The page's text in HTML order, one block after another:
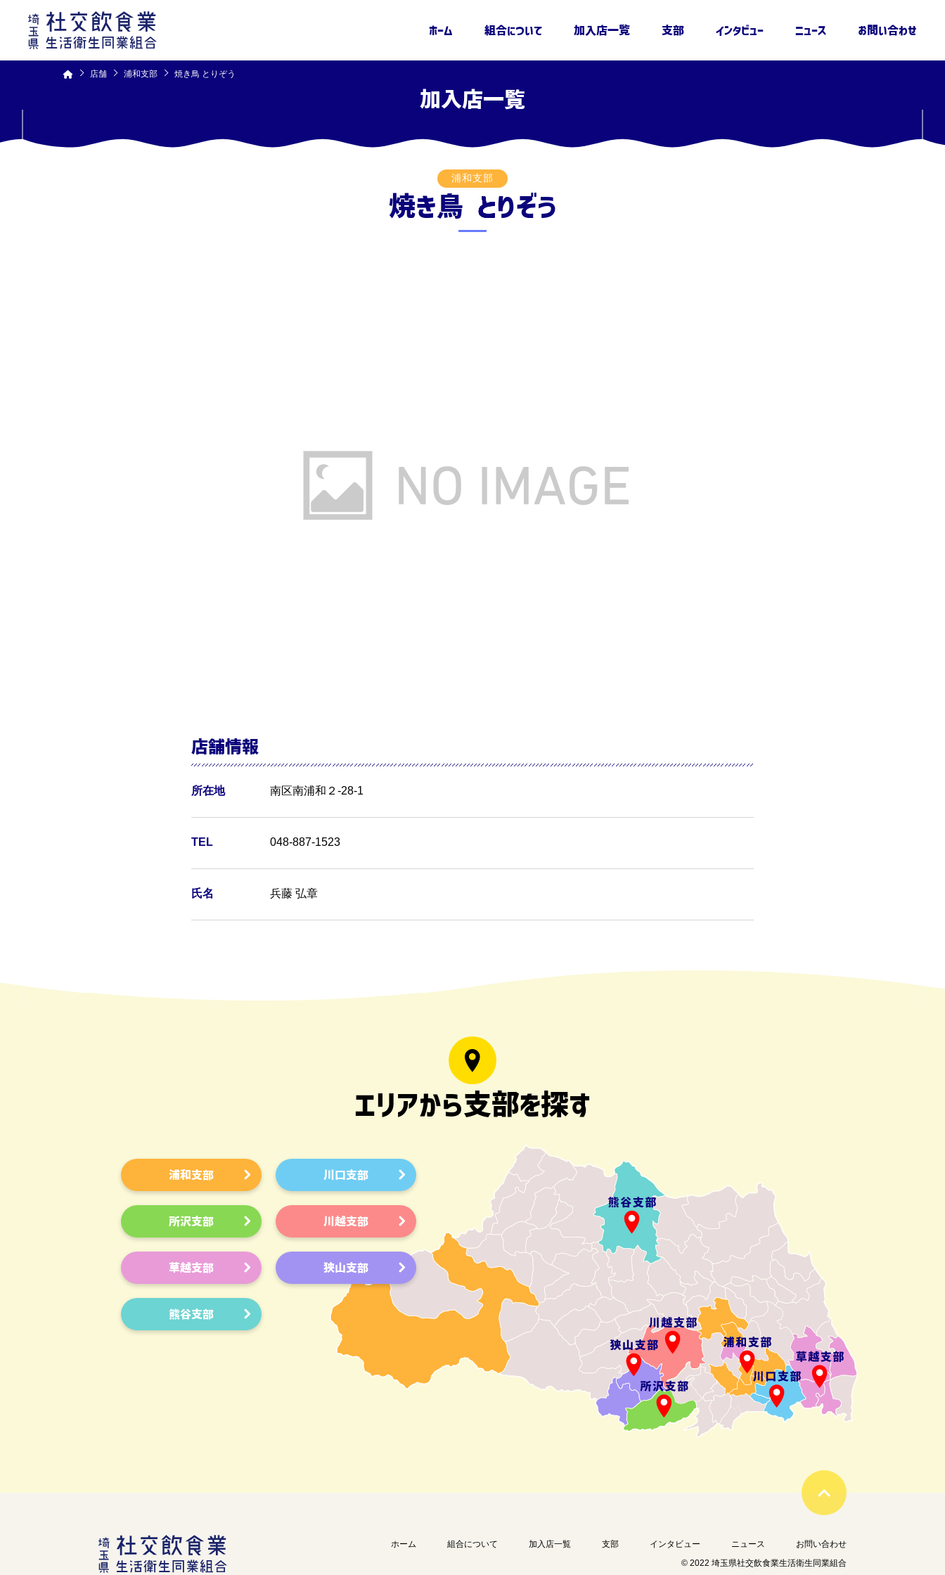
ホーム 組合について 加入店一覧 支部 インタビュー ニュース お問い合わせ
ッ
店舗 浦和支部 焼き鳥 とりぞう
加入店一覧
浦和支部
焼き鳥 とりぞう
店舗情報
所在地 南区南浦和２-28-1
TEL 048-887-1523
氏名 兵藤 弘章
エリアから支部を探す
浦和支部 川口支部
所沢支部 川越支部
草越支部 狭山支部
熊谷支部
ホーム 組合について 加入店一覧 支部 インタビュー ニュース お問い合わせ
© 2022 埼玉県社交飲食業生活衛生同業組合